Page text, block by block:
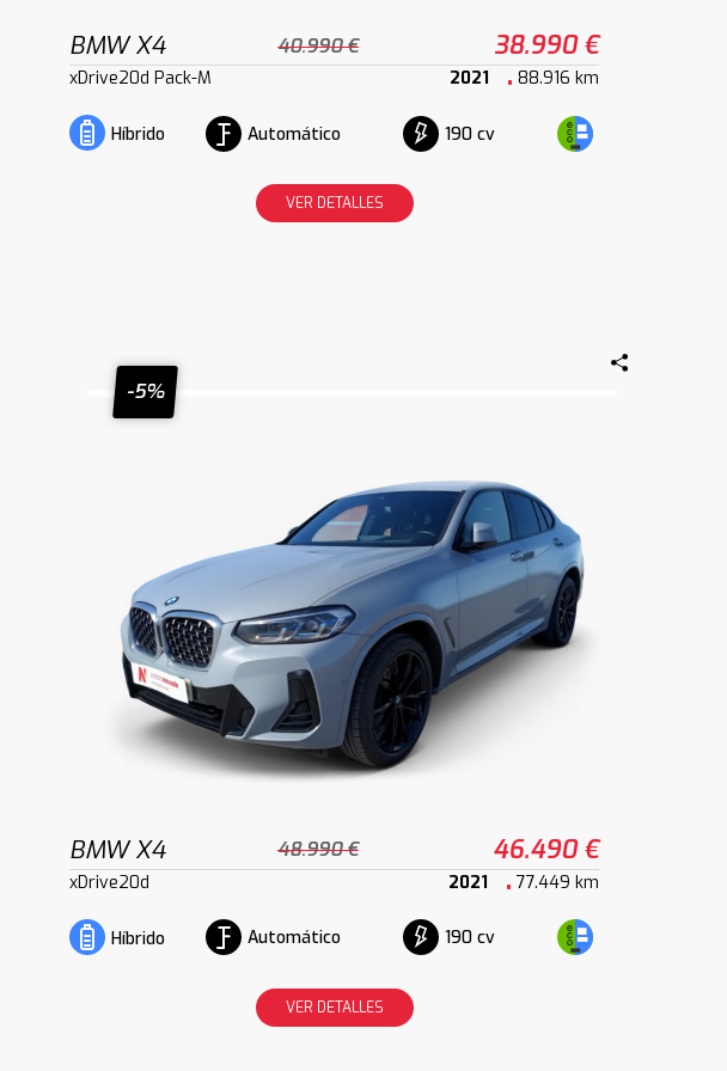
BMW X4 40.990 € 38.990 €
xDrive20d Pack-M 2021 88.916 km
Híbrido Automático 190 cv
VER DETALLES
-5%
BMW X4 48.990 € 46.490 €
xDrive20d 2021 77.449 km
Híbrido Automático 190 cv
VER DETALLES